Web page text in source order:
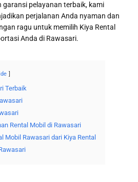
pelayanan terbaik, kami
perjalanan Anda nyaman dan
ragu untuk memilih Kiya Rental
Anda di Rawasari.
Terbaik
Rental Mobil di Rawasari
Mobil Rawasari dari Kiya Rental